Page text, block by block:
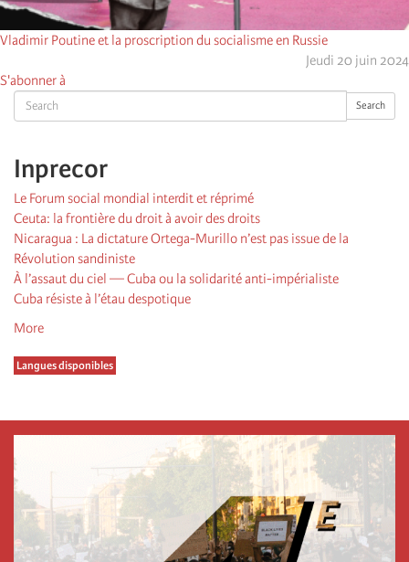
Search Search
Inprecor
Le Forum social mondial interdit et réprimé
Ceuta: la frontière du droit à avoir des droits
Nicaragua : La dictature Ortega-Murillo n’est pas issue de la
Révolution sandiniste
À l’assaut du ciel — Cuba ou la solidarité anti-impérialiste
Cuba résiste à l’étau despotique
More
Langues disponibles
Vladimir Poutine et la proscription du socialisme en Russie
Jeudi 20 juin 2024
S'abonner à